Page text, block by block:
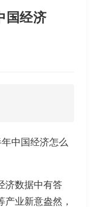
国经济
中国经济怎么
济数据中有答
业新意盎然，